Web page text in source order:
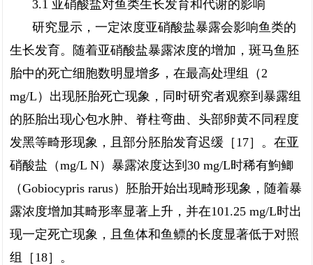
3.1 亚硝酸盐对鱼类生长发育和代谢的影响
研究显示，一定浓度亚硝酸盐暴露会影响鱼类的
生长发育。随着亚硝酸盐暴露浓度的增加，斑马鱼胚
胎中的死亡细胞数明显增多，在最高处理组（2
mg/L）出现胚胎死亡现象，同时研究者观察到暴露组
的胚胎出现心包水肿、脊柱弯曲、头部卵黄不同程度
发黑等畸形现象，且部分胚胎发育迟缓［17］。在亚
硝酸盐（mg/L N）暴露浓度达到30 mg/L时稀有鮈鲫
（Gobiocypris rarus）胚胎开始出现畸形现象，随着暴
露浓度增加其畸形率显著上升，并在101.25 mg/L时出
现一定死亡现象，且鱼体和鱼鳔的长度显著低于对照
组［18］。